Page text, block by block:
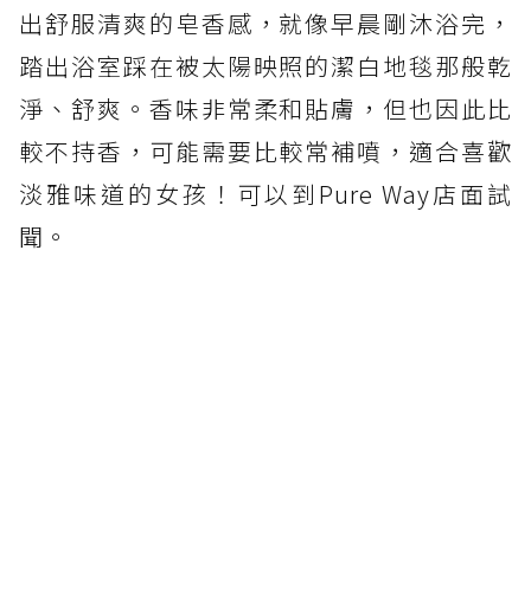
出舒服清爽的皂香感，就像早晨剛沐浴完，
踏出浴室踩在被太陽映照的潔白地毯那般乾
淨、舒爽。香味非常柔和貼膚，但也因此比
較不持香，可能需要比較常補噴，適合喜歡
淡雅味道的女孩！可以到Pure Way店面試
聞。